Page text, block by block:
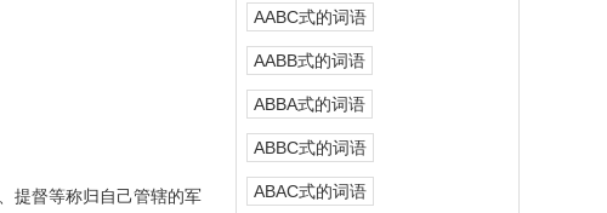
提督等称归自己管辖的军
AABC式的词语
AABB式的词语
ABBA式的词语
ABBC式的词语
ABAC式的词语